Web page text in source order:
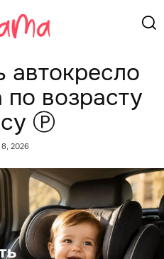
автокресло
возрасту
Ⓟ
2026